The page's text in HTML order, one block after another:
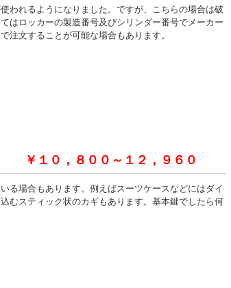
われるようになりました。ですが、こちらの場合は破
はロッカーの製造番号及びシリンダー番号でメーカー
注文することが可能な場合もあります。
￥１０，８００～１２，９６０
る場合もあります。例えばスーツケースなどにはダイ
むスティック状のカギもあります。基本鍵でしたら何